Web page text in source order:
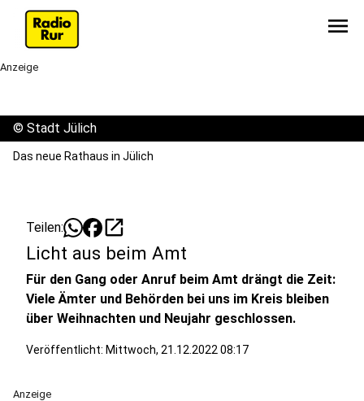
menu
Anzeige
© Stadt Jülich
Das neue Rathaus in Jülich
Teilen: open_in_new
Licht aus beim Amt
Für den Gang oder Anruf beim Amt drängt die Zeit:
Viele Ämter und Behörden bei uns im Kreis bleiben
über Weihnachten und Neujahr geschlossen.
Veröffentlicht: Mittwoch, 21.12.2022 08:17
Anzeige